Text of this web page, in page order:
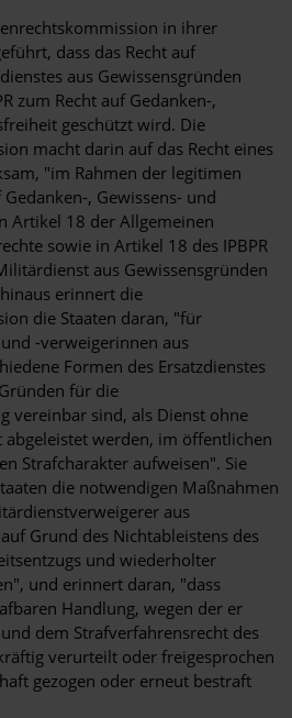
in ihrer
dass das Recht auf
aus Gewissensgründen
zum Recht auf Gedanken-,
geschützt wird. Die
macht darin auf das Recht eines
"im Rahmen der legitimen
, Gewissens- und
Artikel 18 der Allgemeinen
sowie in Artikel 18 des IPBPR
aus Gewissensgründen
erinnert die
die Staaten daran, "für
-verweigerinnen aus
Formen des Ersatzdienstes
für die
vereinbar sind, als Dienst ohne
werden, im öffentlichen
Strafcharakter aufweisen". Sie
die notwendigen Maßnahmen
aus
Grund des Nichtableistens des
und wiederholter
und erinnert daran, "dass
Handlung, wegen der er
dem Strafverfahrensrecht des
verurteilt oder freigesprochen
gezogen oder erneut bestraft